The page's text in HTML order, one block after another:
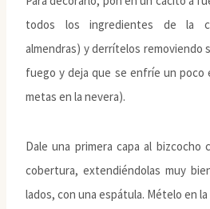
todos los ingredientes de la
almendras) y derrítelos removiendo
fuego y deja que se enfríe un poco
metas en la nevera).
Dale una primera capa al bizcocho
cobertura, extendiéndolas muy
lados, con una espátula. Mételo en